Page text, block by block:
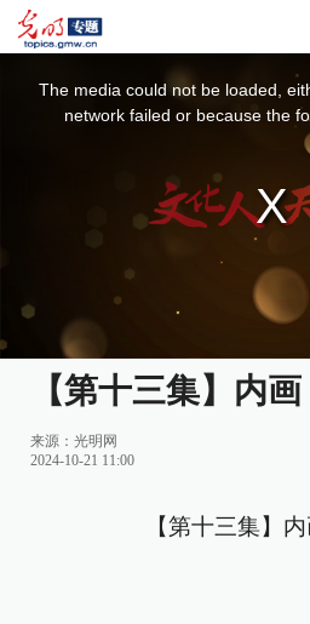
The media could not be loaded,
network failed or because the
【第十三集】内画
来源：光明网
2024-10-21 11:00
【第十三集】内